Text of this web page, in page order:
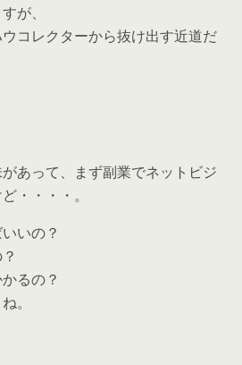
が、
コレクターから抜け出す近道だ
あって、まず副業でネットビジ
・・・・。
いの？
るの？
。